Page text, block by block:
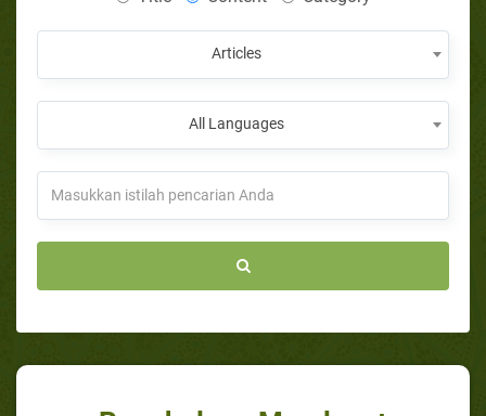
Articles
All Languages